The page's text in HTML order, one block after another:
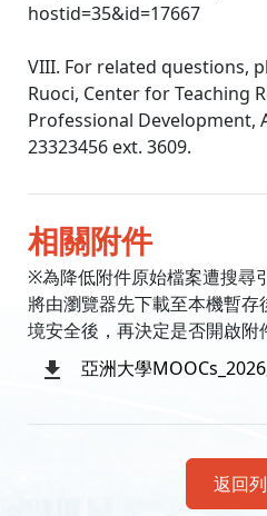
hostid=35&id=17667
VIII. For related questions,
Ruoci, Center for Teaching
Professional Development,
23323456 ext. 3609.
相關附件
※為降低附件原始檔案遭搜尋
將由瀏覽器先下載至本機暫
境安全後，再決定是否開啟附
亞洲大學
返回